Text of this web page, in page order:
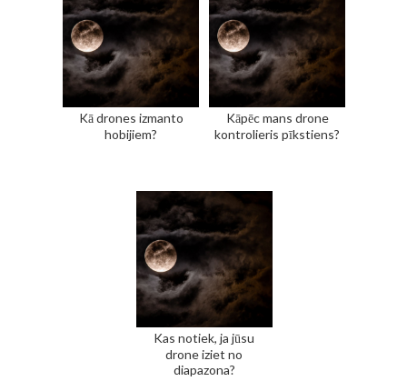
Kā drones izmanto
hobijiem?
Kāpēc mans drone
kontrolieris pīkstiens?
Kas notiek, ja jūsu
drone iziet no
diapazona?